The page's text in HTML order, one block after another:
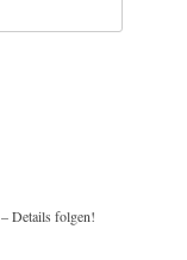
– Details folgen!